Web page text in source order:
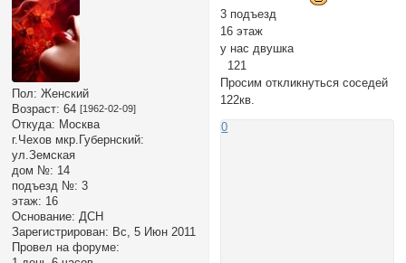
Пол: Женский
Возраст: 64 [1962-02-09]
Откуда: Москва
г.Чехов мкр.Губернский:
ул.Земская
дом №: 14
подъезд №: 3
этаж: 16
Основание: ДСН
Зарегистрирован: Вс, 5 Июн 2011
Провел на форуме:
3 подъезд
16 этаж
у нас двушка
121
Просим откликнуться соседей
122кв.
0